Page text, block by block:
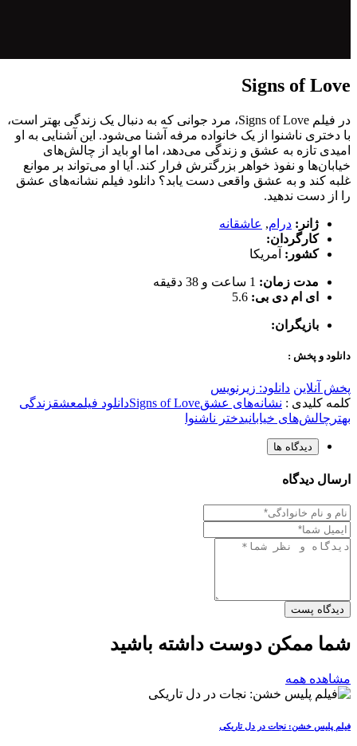
Signs of Love
در فیلم Signs of Love، مرد جوانی که به دنبال یک زندگی بهتر است،
با دختری ناشنوا از یک خانواده مرفه آشنا می‌شود. این آشنایی به او
امیدی تازه به عشق و زندگی می‌دهد، اما او باید از چالش‌های
خیابان‌ها و نفوذ خواهر بزرگترش فرار کند. آیا او می‌تواند بر موانع
غلبه کند و به عشق واقعی دست یابد؟ دانلود فیلم نشانه‌های عشق
را از دست ندهید.
ژانر: درام, عاشقانه
کارگردان:
کشور: آمریکا
مدت زمان: 1 ساعت و 38 دقیقه
ای ام دی بی: 5.6
بازیگران:
دانلود و پخش :
پخش آنلاین دانلود: زیرنویس
کلمه کلیدی : نشانه‌های عشقSigns of Loveدانلود فیلمعشقزندگی
بهتر چالش‌های خیابانیدختر ناشنوا
دیدگاه ها
ارسال دیدگاه
دیدگاه پست
شما ممکن دوست داشته باشید
مشاهده همه
فیلم پلیس خشن: نجات در دل تاریکی